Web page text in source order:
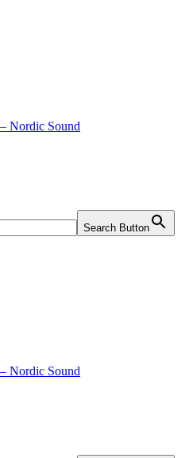
Nordic Sound
Search Button
Nordic Sound